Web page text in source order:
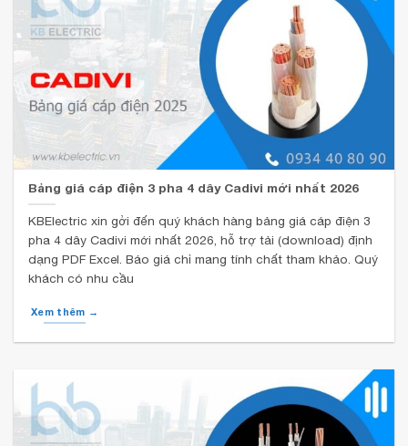
Bảng giá cáp điện 3 pha 4 dây Cadivi mới nhất 2026
KBElectric xin gởi đến quý khách hàng bảng giá cáp điện 3
pha 4 dây Cadivi mới nhất 2026, hỗ trợ tải (download) định
dạng PDF Excel. Báo giá chỉ mang tính chất tham khảo. Quý
khách có nhu cầu
Xem thêm →